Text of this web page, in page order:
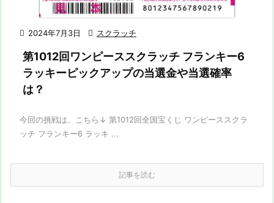
 2024年7月3日  スクラッチ
第1012回ワンピーススクラッチ フランキー6
ラッキーピックアップの当選金や当選確率
は？
今回の挑戦は、こちら↓ 第1012回全国宝くじ ワンピーススクラ
ッチ フランキー6 ラッキ ...
記事を読む